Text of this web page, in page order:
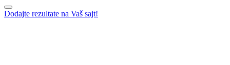
Dodajte rezultate na Vaš sajt!